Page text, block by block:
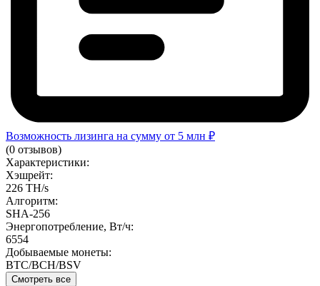
Возможность лизинга на сумму от 5 млн ₽
(0 отзывов)
Характеристики:
Хэшрейт:
226 TH/s
Алгоритм:
SHA-256
Энергопотребление, Вт/ч:
6554
Добываемые монеты:
BTC/BCH/BSV
Смотреть все